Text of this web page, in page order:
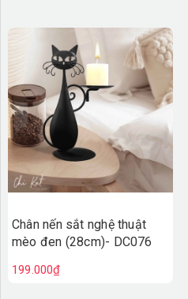
Chân nến sắt nghệ thuật
mèo đen (28cm)- DC076
199.000₫